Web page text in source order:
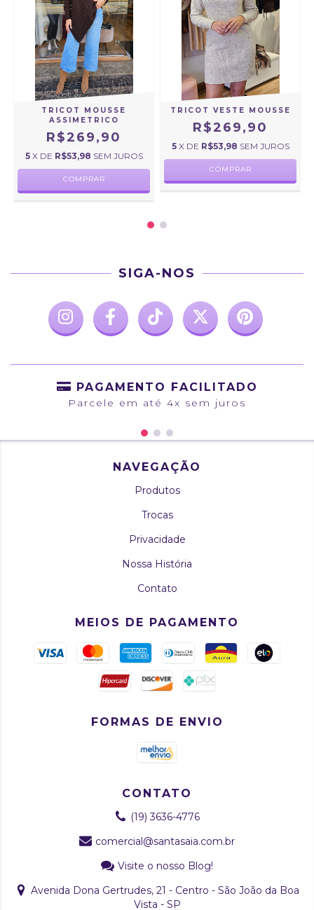
TRICOT MOUSSE
ASSIMETRICO
R$269,90
5 X DE R$53,98 SEM JUROS
COMPRAR
TRICOT VESTE MOUSSE
R$269,90
5 X DE R$53,98 SEM JUROS
COMPRAR
SIGA-NOS
PAGAMENTO FACILITADO
Parcele em até 4x sem juros
NAVEGAÇÃO
Produtos
Trocas
Privacidade
Nossa História
Contato
MEIOS DE PAGAMENTO
FORMAS DE ENVIO
CONTATO
(19) 3636-4776
comercial@santasaia.com.br
Visite o nosso Blog!
Avenida Dona Gertrudes, 21 - Centro - São João da Boa
Vista - SP